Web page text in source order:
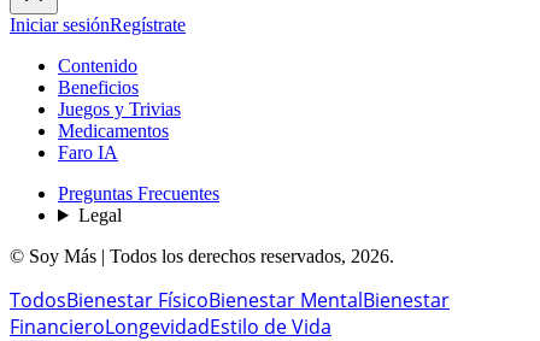
Iniciar sesiónRegístrate
Contenido
Beneficios
Juegos y Trivias
Medicamentos
Faro IA
Preguntas Frecuentes
Legal
© Soy Más | Todos los derechos reservados, 2026.
TodosBienestar FísicoBienestar MentalBienestar
FinancieroLongevidadEstilo de Vida